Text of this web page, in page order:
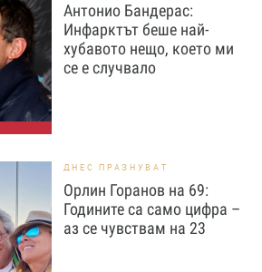
Антонио Бандерас:
Инфарктът беше най-
хубавото нещо, което ми
се е случвало
ДНЕС ПРАЗНУВАТ
Орлин Горанов на 69:
Годините са само цифра –
аз се чувствам на 23